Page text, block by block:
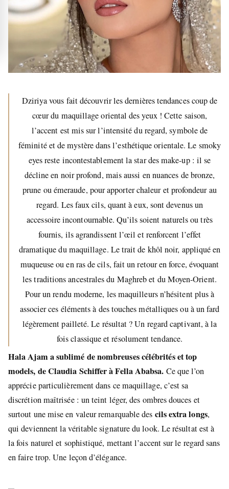
Dziriya vous fait découvrir les dernières tendances coup de
cœur du maquillage oriental des yeux ! Cette saison,
l’accent est mis sur l’intensité du regard, symbole de
féminité et de mystère dans l’esthétique orientale. Le smoky
eyes reste incontestablement la star des make-up : il se
décline en noir profond, mais aussi en nuances de bronze,
prune ou émeraude, pour apporter chaleur et profondeur au
regard. Les faux cils, quant à eux, sont devenus un
accessoire incontournable. Qu’ils soient naturels ou très
fournis, ils agrandissent l’œil et renforcent l’effet
dramatique du maquillage. Le trait de khôl noir, appliqué en
muqueuse ou en ras de cils, fait un retour en force, évoquant
les traditions ancestrales du Maghreb et du Moyen-Orient.
Pour un rendu moderne, les maquilleurs n’hésitent plus à
associer ces éléments à des touches métalliques ou à un fard
légèrement pailleté. Le résultat ? Un regard captivant, à la
fois classique et résolument tendance.
Hala Ajam a sublimé de nombreuses célébrités et top
models, de Claudia Schiffer à Fella Ababsa. Ce que l’on
apprécie particulièrement dans ce maquillage, c’est sa
discrétion maîtrisée : un teint léger, des ombres douces et
surtout une mise en valeur remarquable des cils extra longs,
qui deviennent la véritable signature du look. Le résultat est à
la fois naturel et sophistiqué, mettant l’accent sur le regard sans
en faire trop. Une leçon d’élégance.